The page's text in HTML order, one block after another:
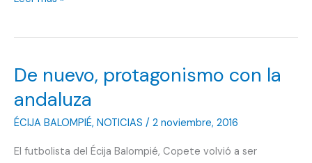
descansa
De nuevo, protagonismo con la
andaluza
ÉCIJA BALOMPIÉ, NOTICIAS / 2 noviembre, 2016
El futbolista del Écija Balompié, Copete volvió a ser